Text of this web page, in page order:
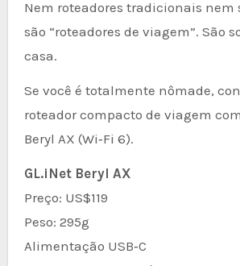
Nem roteadores tradicionais nem
são “roteadores de viagem”. São
casa.
Se você é totalmente nômade,
roteador compacto de viagem
Beryl AX (Wi‑Fi 6).
GL.iNet Beryl AX
Preço: US$119
Peso: 295g
Alimentação USB‑C